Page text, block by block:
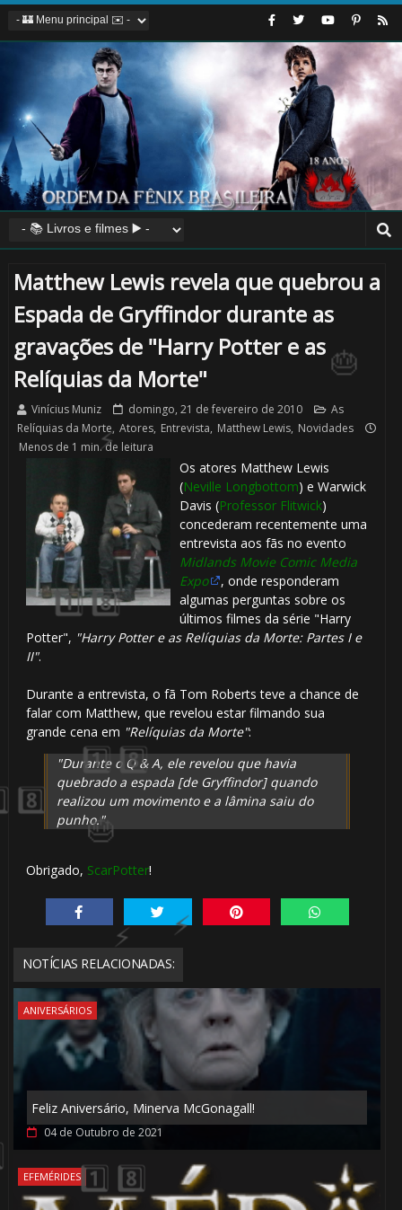
Matthew Lewis revela que quebrou a
Espada de Gryffindor durante as
gravações de "Harry Potter e as
Relíquias da Morte"
Vinícius Muniz domingo, 21 de fevereiro de 2010
As
Relíquias da Morte, Atores, Entrevista, Matthew Lewis, Novidades
Menos de 1 min. de leitura
Os atores Matthew Lewis
(Neville Longbottom) e Warwick
Davis (Professor Flitwick)
concederam recentemente uma
entrevista aos fãs no evento
Midlands Movie Comic Media
Expo
, onde responderam
algumas perguntas sobre os
últimos filmes da série "Harry
Potter", "Harry Potter e as Relíquias da Morte: Partes I e
II".
Durante a entrevista, o fã Tom Roberts teve a chance de
falar com Matthew, que revelou estar filmando sua
grande cena em "Relíquias da Morte":
"Durante o Q & A, ele revelou que havia
quebrado a espada [de Gryffindor] quando
realizou um movimento e a lâmina saiu do
punho."
Obrigado, ScarPotter!
NOTÍCIAS RELACIONADAS:
ANIVERSÁRIOS
Feliz Aniversário, Minerva McGonagall!
04 de Outubro de 2021
EFEMÉRIDES
🎂
1️⃣ 8️⃣